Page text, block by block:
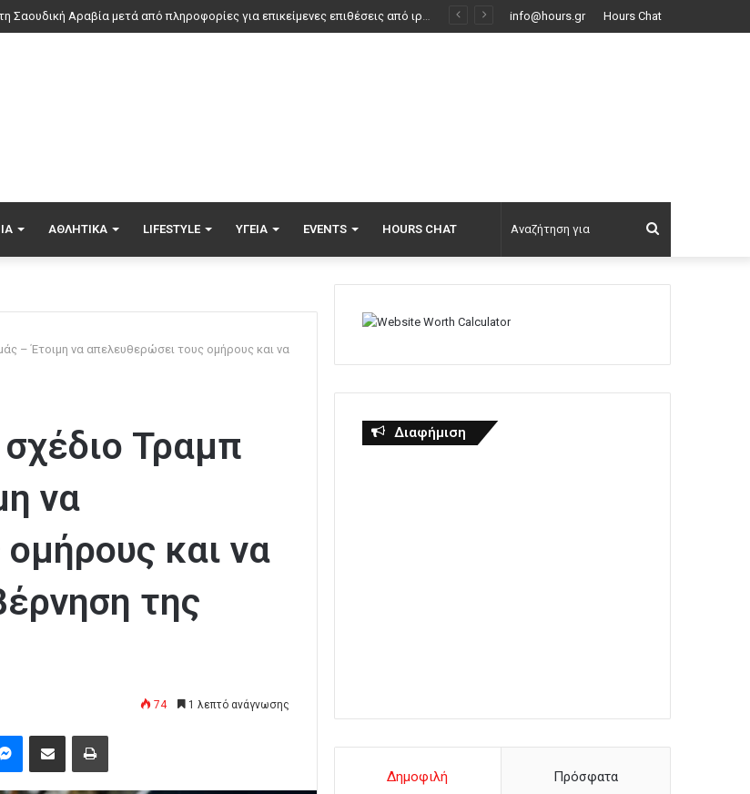
έφυγε, αλλά το γιγαντιαίο ρομπότ του έμεινε και «τρομάζει» τους γείτονες info@hours.gr Hours Chat
ΑΘΛΗΤΙΚΆ LIFESTYLE ΥΓΕΊΑ EVENTS HOURS CHAT
για
– Έτοιμη να απελευθερώσει τους ομήρους και να
Τραμπ
να
και να
της
74 1 λεπτό ανάγνωσης
Διαφήμιση
Δημοφιλή Πρόσφατα